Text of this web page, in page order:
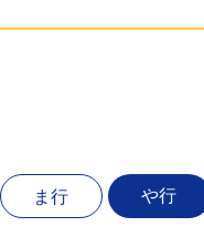
ま行 や行